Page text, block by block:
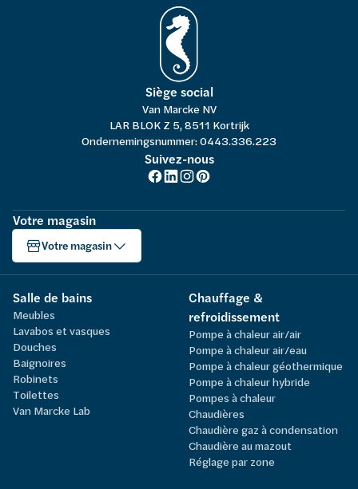
Siège social
Van Marcke NV
LAR BLOK Z 5, 8511 Kortrijk
Ondernemingsnummer: 0443.336.223
Suivez-nous
Votre magasin
Votre magasin
Salle de bains
Meubles
Lavabos et vasques
Douches
Baignoires
Robinets
Toilettes
Van Marcke Lab
Chauffage &
refroidissement
Pompe à chaleur air/air
Pompe à chaleur air/eau
Pompe à chaleur géothermique
Pompe à chaleur hybride
Pompes à chaleur
Chaudières
Chaudière gaz à condensation
Chaudière au mazout
Réglage par zone